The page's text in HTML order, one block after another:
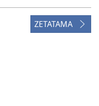
ZETATAMA